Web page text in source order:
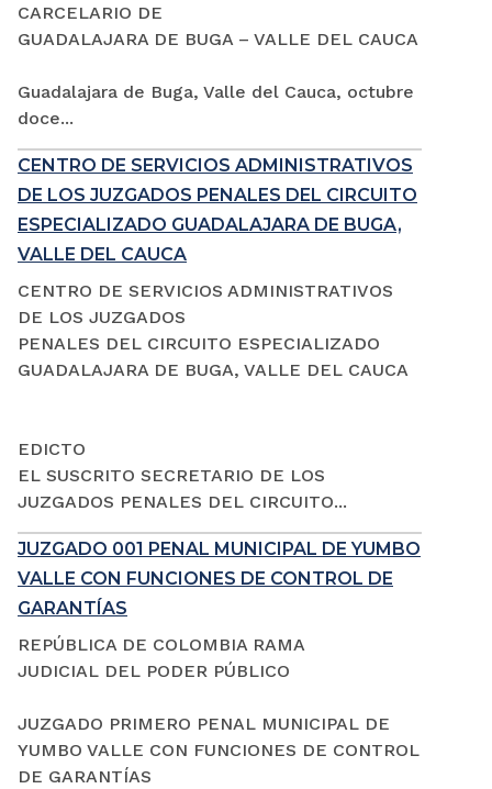
CARCELARIO DE
GUADALAJARA DE BUGA – VALLE DEL CAUCA
Guadalajara de Buga, Valle del Cauca, octubre
doce...
CENTRO DE SERVICIOS ADMINISTRATIVOS
DE LOS JUZGADOS PENALES DEL CIRCUITO
ESPECIALIZADO GUADALAJARA DE BUGA,
VALLE DEL CAUCA
CENTRO DE SERVICIOS ADMINISTRATIVOS
DE LOS JUZGADOS
PENALES DEL CIRCUITO ESPECIALIZADO
GUADALAJARA DE BUGA, VALLE DEL CAUCA
EDICTO
EL SUSCRITO SECRETARIO DE LOS
JUZGADOS PENALES DEL CIRCUITO...
JUZGADO 001 PENAL MUNICIPAL DE YUMBO
VALLE CON FUNCIONES DE CONTROL DE
GARANTÍAS
REPÚBLICA DE COLOMBIA RAMA
JUDICIAL DEL PODER PÚBLICO
JUZGADO PRIMERO PENAL MUNICIPAL DE
YUMBO VALLE CON FUNCIONES DE CONTROL
DE GARANTÍAS